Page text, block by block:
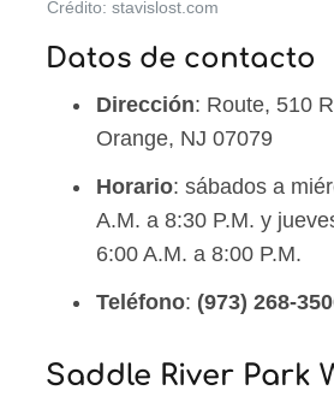
Crédito: stavislost.com
Datos de contacto
Dirección: Route, 510
Orange, NJ 07079
Horario: sábados a
A.M. a 8:30 P.M. y
6:00 A.M. a 8:00 P.M.
Teléfono: (973) 268-
Saddle River Park